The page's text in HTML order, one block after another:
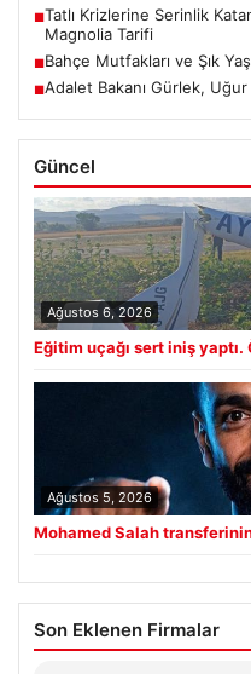
■Tatlı Krizlerine Serinlik
Magnolia Tarifi
■Bahçe Mutfakları ve Şık
■Adalet Bakanı Gürlek,
Güncel
Ağustos 6, 2026
Eğitim uçağı sert iniş
Ağustos 5, 2026
Mohamed Salah
Son Eklenen Firmalar